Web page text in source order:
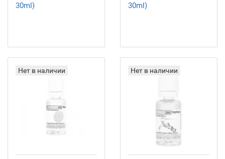
30ml)
30ml)
Нет в наличии Нет в наличии